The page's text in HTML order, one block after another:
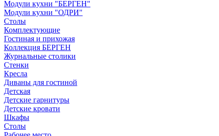
Модули кухни "БЕРГЕН"
Модули кухни "ОДРИ"
Столы
Комплектующие
Гостиная и прихожая
Коллекция БЕРГЕН
Журнальные столики
Стенки
Кресла
Диваны для гостиной
Детская
Детские гарнитуры
Детские кровати
Шкафы
Столы